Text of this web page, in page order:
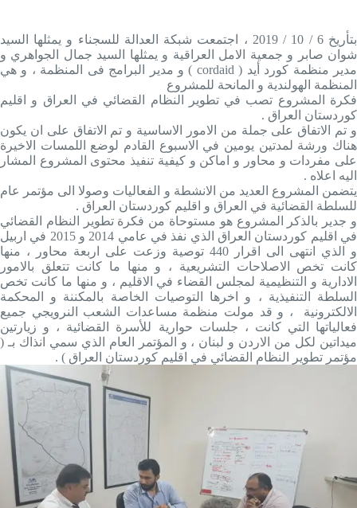
بتأريخ 6 / 10 / 2019 ، اجتمعت شبكة العدالة للسجناء و يمثلها السيد
شوان صابر و جمعية الامل العراقية و يمثلها السيد جمال الجواهري و
مدير منظمة كورد أيد ( cordaid ) و مدیر البرامج فی المنظمة ، و هي
المنظمة الهولندية و المانحة للمشروع
فكرة المشروع تصب في تطوير النظام القضائي في العراق و اقليم
كوردستان العراق .
و تم الاتفاق على جملة من الامور الاساسية و تم الاتفاق على ان يكون
هناك ورشة لمدتين يومين في الاسبوع القادم لوضع اللمسات الاخيرة
على مفردات و محاور و اماكن و كيفية تنفيذ محتوى المشروع المشار
اليه اعلاه .
يتضمن المشروع العديد من الانشطة و الفعاليات وصولا الى مؤتمر عام
للسلطة القضائية في العراق و اقليم كوردستان العراق .
و جدير بالذكر المشروع هو مستوحاة من فكرة تطوير النظام القضائي
في اقليم كوردستان العراق الذي نفذ في عامي 2014 و 2015 في اربيل
و الذي انتهى الى اقرار 440 توصية وزعت على اربعة محاور ، منها
كانت تخص الاصلاحات التشريعية ، و منها ما كانت تتعلق بالامور
الادارية و التنظيمية لمجلس القضاء في الاقليم ، و منها ما كانت تخص
السلطة التنفيذية ، و اخرها التوصيات الخاصة بالمكننة و المحكمة
الالكترونية ، و قد مولت منظمة مساعدات الشعب النرويجي جميع
فعالياتها التي كانت ، جلسات حوارية للأسرة القضائية ، و زيارتين
ميداتين لكل من الاردن و لبنان ، و المؤتمر العام الذي سمي انذاك بـ (
مؤتمر تطوير النظام القضائي في اقليم كوردستان العراق ) .